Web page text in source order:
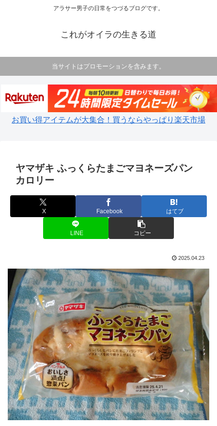
アラサー男子の日常をつづるブログです。
これがオイラの生きる道
当サイトはプロモーションを含みます。
お買い得アイテムが大集合！買うならやっぱり楽天市場
ヤマザキ ふっくらたまごマヨネーズパン
カロリー
X Facebook はてブ
LINE コピー
2025.04.23